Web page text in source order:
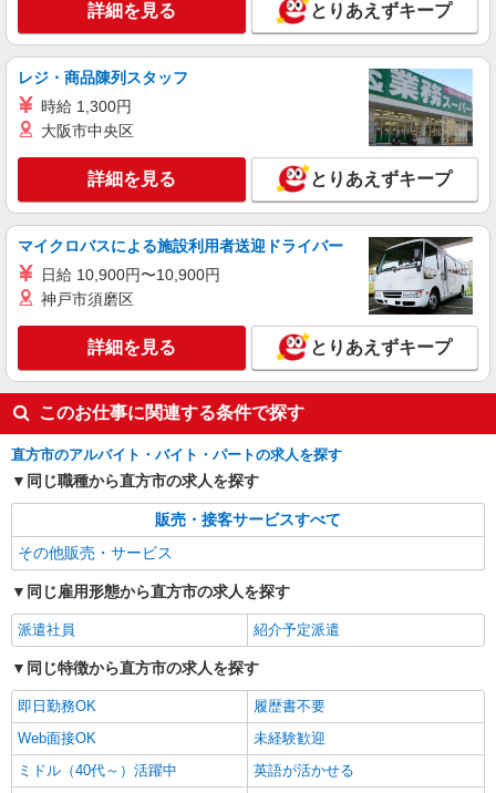
詳細を見る とりあえずキープ
レジ・商品陳列スタッフ
時給 1,300円
大阪市中央区
詳細を見る とりあえずキープ
マイクロバスによる施設利用者送迎ドライバー
日給 10,900円〜10,900円
神戸市須磨区
詳細を見る とりあえずキープ
このお仕事に関連する条件で探す
直方市のアルバイト・バイト・パートの求人を探す
同じ職種から直方市の求人を探す
販売・接客サービスすべて
その他販売・サービス
同じ雇用形態から直方市の求人を探す
派遣社員 紹介予定派遣
同じ特徴から直方市の求人を探す
即日勤務OK
履歴書不要
Web面接OK
未経験歓迎
ミドル（40代～）活躍中
英語が活かせる